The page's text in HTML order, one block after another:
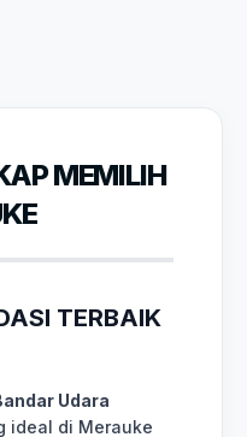
MEMILIH
TERBAIK
Udara
ideal di Merauke